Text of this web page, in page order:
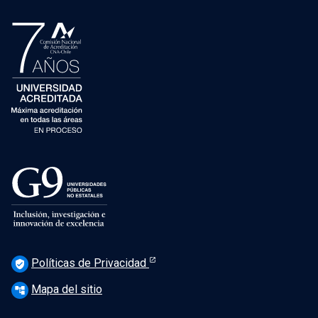
verified_user Políticas de Privacidad
account_tree Mapa del sitio